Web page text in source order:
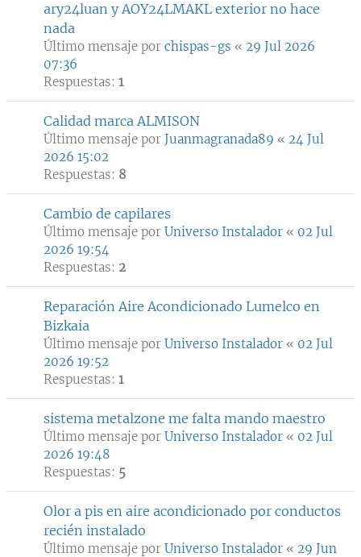
ary24luan y AOY24LMAKL exterior no hace
nada
Último mensaje por chispas-gs « 29 Jul 2026
07:36
Respuestas: 1
Calidad marca ALMISON
Último mensaje por Juanmagranada89 « 24 Jul
2026 15:02
Respuestas: 8
Cambio de capilares
Último mensaje por Universo Instalador « 02 Jul
2026 19:54
Respuestas: 2
Reparación Aire Acondicionado Lumelco en
Bizkaia
Último mensaje por Universo Instalador « 02 Jul
2026 19:52
Respuestas: 1
sistema metalzone me falta mando maestro
Último mensaje por Universo Instalador « 02 Jul
2026 19:48
Respuestas: 5
Olor a pis en aire acondicionado por conductos
recién instalado
Último mensaje por Universo Instalador « 29 Jun